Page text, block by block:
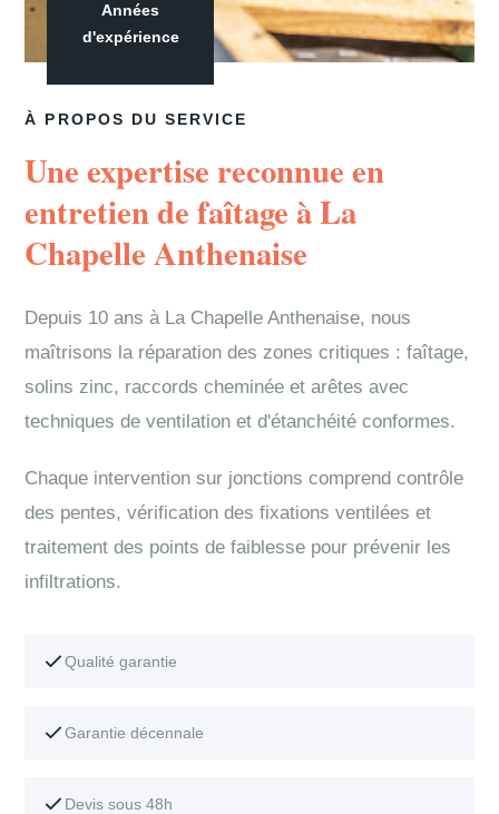
À PROPOS DU SERVICE
Une expertise reconnue en
entretien de faîtage à La
Chapelle Anthenaise
Depuis 10 ans à La Chapelle Anthenaise, nous
maîtrisons la réparation des zones critiques : faîtage,
solins zinc, raccords cheminée et arêtes avec
techniques de ventilation et d'étanchéité conformes.
Chaque intervention sur jonctions comprend contrôle
des pentes, vérification des fixations ventilées et
traitement des points de faiblesse pour prévenir les
infiltrations.
Qualité garantie
Garantie décennale
Devis sous 48h
Années
d'expérience